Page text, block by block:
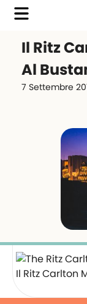
Il Ritz
Al
7 Settembre
Il Ritz Carlton